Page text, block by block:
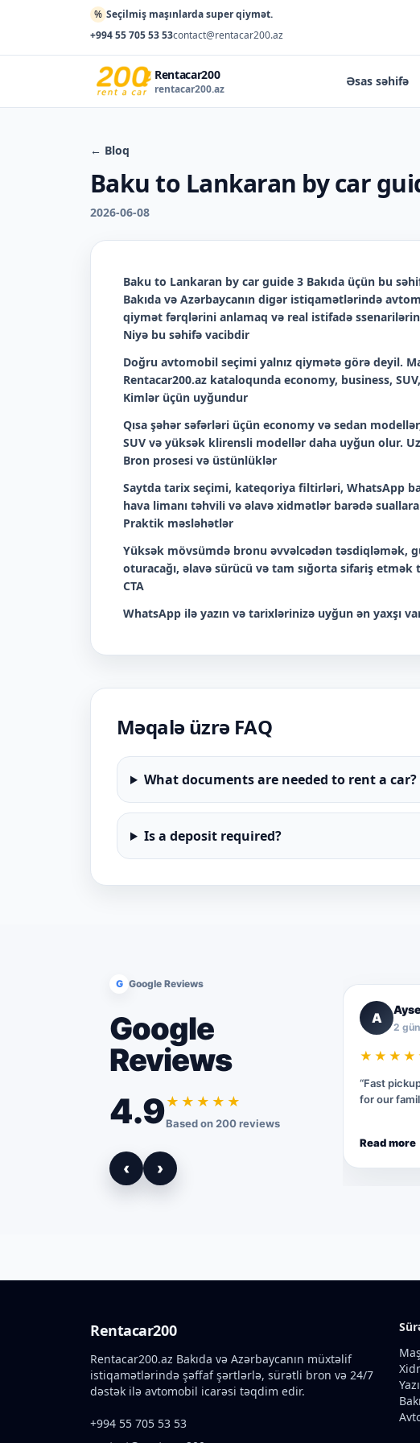
% Seçilmiş maşınlarda super qiymət.
+994 55 705 53 53contact@rentacar200.az
Rentacar200
rentacar200.az
Əsas səhifə
← Bloq
Baku to Lankaran by car
2026-06-08
Baku to Lankaran by car guide 3 Bakıda üçün bu
Bakıda və Azərbaycanın digər istiqamətlərində
qiymət fərqlərini anlamaq və real istifadə
Niyə bu səhifə vacibdir
Doğru avtomobil seçimi yalnız qiymətə görə deyil.
Rentacar200.az kataloqunda economy, business,
Kimlər üçün uyğundur
Qısa şəhər səfərləri üçün economy və sedan
SUV və yüksək klirensli modellər daha uyğun olur.
Bron prosesi və üstünlüklər
Saytda tarix seçimi, kateqoriya filtirləri, WhatsApp
hava limanı təhvili və əlavə xidmətlər barədə
Praktik məsləhətlər
Yüksək mövsümdə bronu əvvəlcədən təsdiqləmək,
oturacağı, əlavə sürücü və tam sığorta sifariş etmək
CTA
WhatsApp ilə yazın və tarixlərinizə uyğun ən yaxşı
Məqalə üzrə FAQ
What documents are needed to rent a car?
Is a deposit required?
G Google Reviews
Google
Reviews
4.9★★★★★
Based on 200 reviews
‹ ›
A
2
“Fast
for our
Read more
Rentacar200
Rentacar200.az Bakıda və Azərbaycanın müxtəlif
istiqamətlərində şəffaf şərtlərlə, sürətli bron və 24/7
dəstək ilə avtomobil icarəsi təqdim edir.
+994 55 705 53 53